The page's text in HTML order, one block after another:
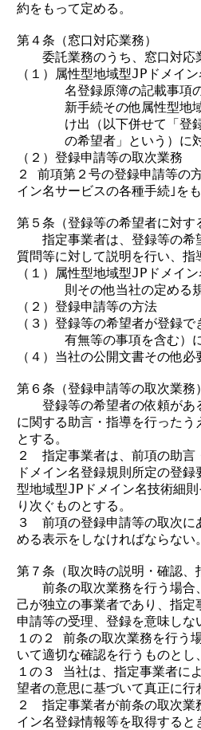
約をもって定める。
第４条（窓口対応業務）
委託業務のうち、窓口対応
（１）属性型地域型JPドメイ
名登録原簿の記載事項
新手続その他属性型地
け出（以下併せて「登
の希望者」という）に
（２）登録申請等の取次業務
２ 前項第２号の登録申請等の
イン名サービスの各種手続｣をも
第５条（登録等の希望者に対
指定事業者は、登録等の希
質問等に対して説明を行い、指
（１）属性型地域型JPドメイ
則その他当社の定める
（２）登録申請等の方法
（３）登録等の希望者が登録
有無等の事項を含む）
（４）当社の公開文書その他
第６条（登録申請等の取次業務）
登録等の希望者の依頼があ
に関する助言・指導を行った
とする。
２　指定事業者は、前項の助
ドメイン名登録規則所定の登
型地域型JPドメイン名技術細
り次ぐものとする。
３　前項の登録申請等の取次
める表示をしなければならない。
第７条（取次時の説明・確認
前条の取次業務を行う場合
己が独立の事業者であり、指
申請等の受理、登録を意味し
１の２ 前条の取次業務を行う
いて適切な確認を行うものと
１の３ 当社は、指定事業者に
望者の意思に基づいて真正に
２　指定事業者が前条の取次
イン名登録情報等を取得する